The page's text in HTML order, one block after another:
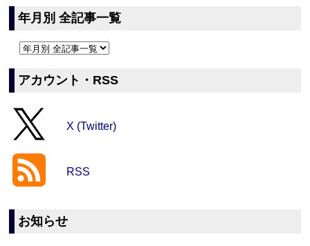
年月別 全記事一覧
アカウント・RSS
X (Twitter)
RSS
お知らせ